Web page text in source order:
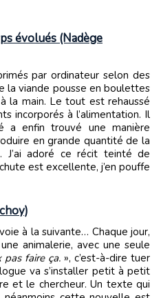
évolués (Nadège
la viande pousse en boulettes
la main. Le tout est rehaussé
incorporés à l’alimentation. Il
a enfin trouvé une manière
en grande quantité de la
J’ai adoré ce récit teinté de
est excellente, j’en pouffe
animalerie, avec une seule
pas faire ça. », c’est-à-dire tuer
va s’installer petit à petit
et le chercheur. Un texte qui